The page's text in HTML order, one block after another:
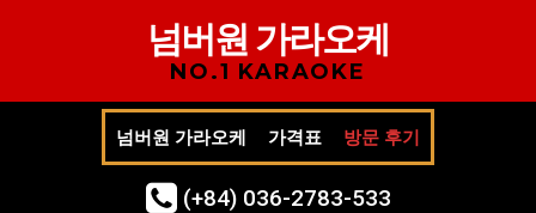
넘버원 가라오케
NO.1 KARAOKE
넘버원 가라오케 가격표 방문 후기
(+84) 036-2783-533